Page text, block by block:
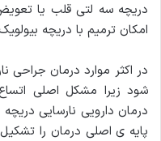
دریچه سه لتی قلب یا
امکان ترمیم با دریچه
در اکثر موارد درمان
شود زیرا مشکل اصلی
درمان دارویی نارسایی
پایه ی اصلی درمان را